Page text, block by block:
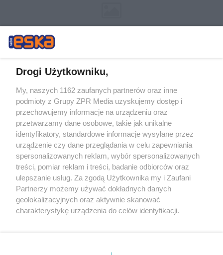
Żaden utwór zamieszczony w serwisie nie może być powielany i
rozpowszechniany lub dalej rozpowszechniany w jakikolwiek sposób (w
tym także elektroniczny lub mechaniczny) na jakimkolwiek polu
eksploatacji w jakiejkolwiek formie, włącznie z umieszczaniem w
Internecie bez pisemnej zgody właściciela praw. Jakiekolwiek użycie lub
wykorzystanie utworów w całości lub w części z naruszeniem prawa,
tzn. bez właściwej zgody, jest zabronione pod groźbą kary i może być
ścigane prawnie.
Drogi Użytkowniku,
My, naszych 1162 zaufanych partnerów oraz inne
podmioty z Grupy ZPR Media uzyskujemy dostęp i
przechowujemy informacje na urządzeniu oraz
przetwarzamy dane osobowe, takie jak unikalne
identyfikatory, standardowe informacje wysyłane przez
urządzenie czy dane przeglądania w celu zapewniania
spersonalizowanych reklam, wybór spersonalizowanych
treści, pomiar reklam i treści, badanie odbiorców oraz
ulepszanie usług. Za zgodą Użytkownika my i Zaufani
Partnerzy możemy używać dokładnych danych
geolokalizacyjnych oraz aktywnie skanować
charakterystykę urządzenia do celów identyfikacji.